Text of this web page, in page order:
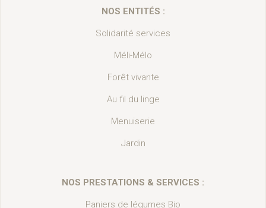
NOS ENTITÉS :
Solidarité services
Méli-Mélo
Forêt vivante
Au fil du linge
Menuiserie
Jardin
NOS PRESTATIONS & SERVICES :
Paniers de légumes Bio